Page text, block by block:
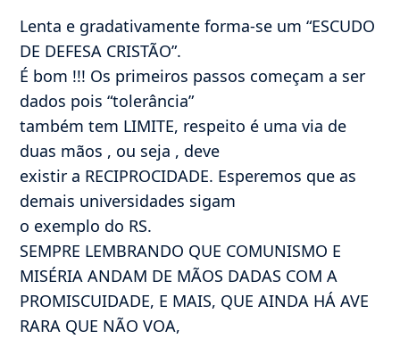
Lenta e gradativamente forma-se um “ESCUDO
DE DEFESA CRISTÃO”.
É bom !!! Os primeiros passos começam a ser
dados pois “tolerância”
também tem LIMITE, respeito é uma via de
duas mãos , ou seja , deve
existir a RECIPROCIDADE. Esperemos que as
demais universidades sigam
o exemplo do RS.
SEMPRE LEMBRANDO QUE COMUNISMO E
MISÉRIA ANDAM DE MÃOS DADAS COM A
PROMISCUIDADE, E MAIS, QUE AINDA HÁ AVE
RARA QUE NÃO VOA,